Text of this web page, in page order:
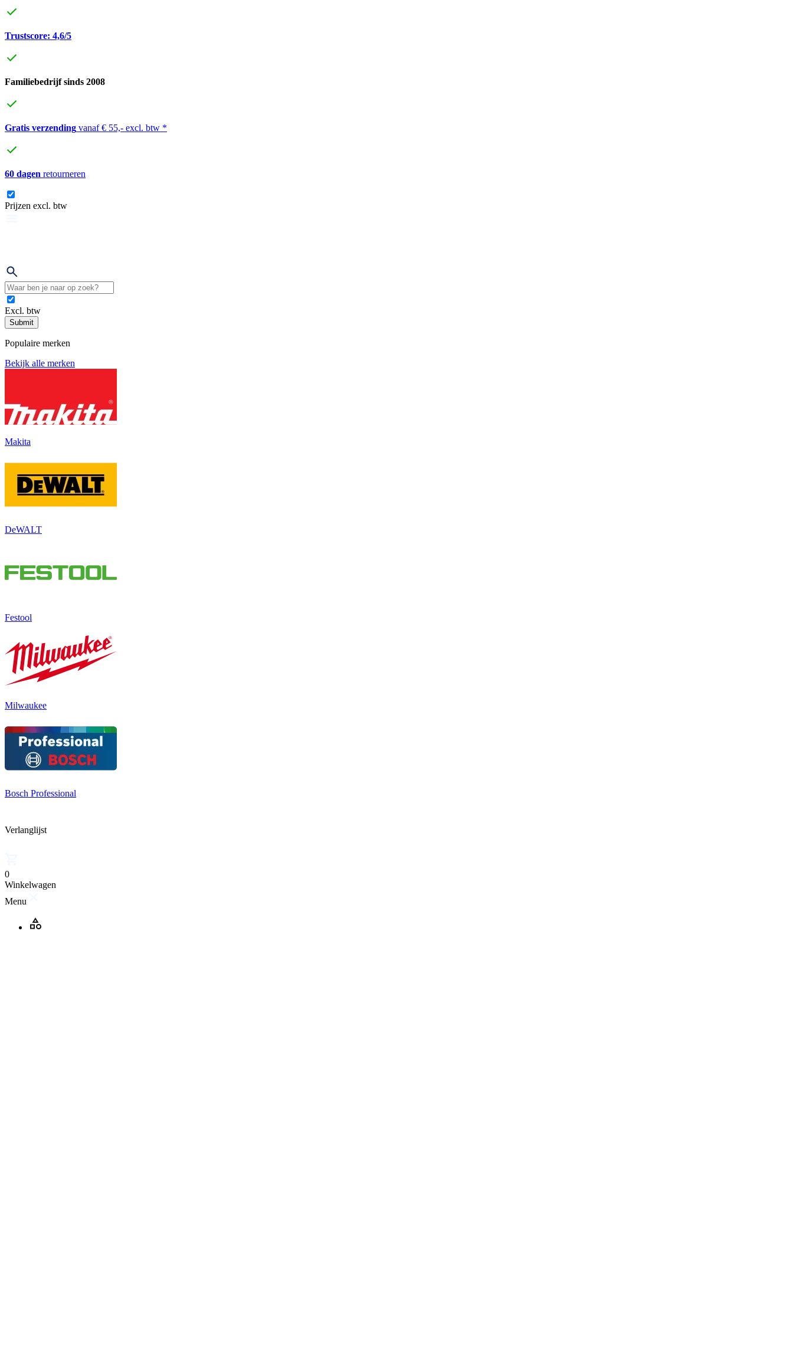
Trustscore: 4,6/5
Familiebedrijf sinds 2008
Gratis verzending vanaf € 55,- excl. btw *
60 dagen retourneren
Prijzen excl. btw
Excl. btw
Submit
Populaire merken
Bekijk alle merken
Makita
DeWALT
Festool
Milwaukee
Bosch Professional
Verlanglijst
0
Winkelwagen
Menu